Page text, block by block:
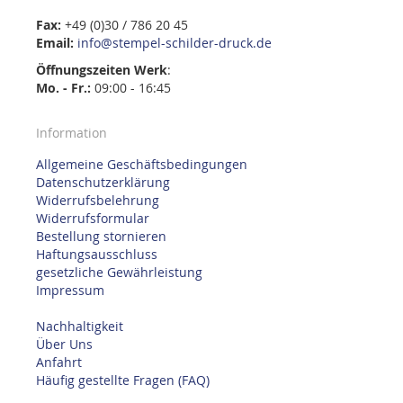
Fax: +49 (0)30 / 786 20 45
Email: info@stempel-schilder-druck.de
Öffnungszeiten Werk:
Mo. - Fr.: 09:00 - 16:45
Information
Allgemeine Geschäftsbedingungen
Datenschutzerklärung
Widerrufsbelehrung
Widerrufsformular
Bestellung stornieren
Haftungsausschluss
gesetzliche Gewährleistung
Impressum
Nachhaltigkeit
Über Uns
Anfahrt
Häufig gestellte Fragen (FAQ)